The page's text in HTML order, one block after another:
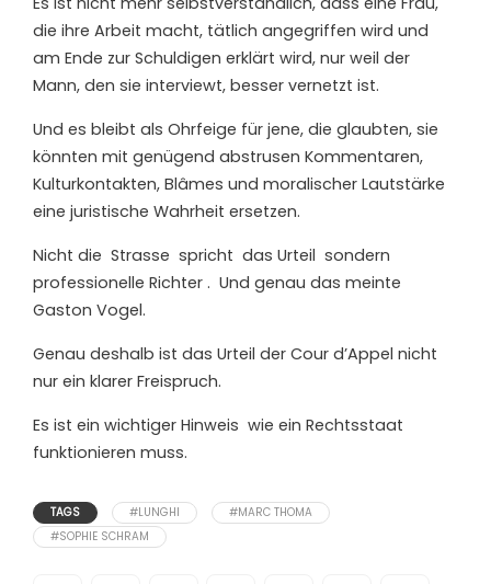
die ihre Arbeit macht, tätlich angegriffen wird und
am Ende zur Schuldigen erklärt wird, nur weil der
Mann, den sie interviewt, besser vernetzt ist.
Und es bleibt als Ohrfeige für jene, die glaubten, sie
könnten mit genügend abstrusen Kommentaren,
Kulturkontakten, Blâmes und moralischer Lautstärke
eine juristische Wahrheit ersetzen.
Nicht die Strasse spricht das Urteil sondern
professionelle Richter . Und genau das meinte
Gaston Vogel.
Genau deshalb ist das Urteil der Cour d’Appel nicht
nur ein klarer Freispruch.
Es ist ein wichtiger Hinweis wie ein Rechtsstaat
funktionieren muss.
TAGS #LUNGHI
#MARC THOMA
#SOPHIE SCHRAM